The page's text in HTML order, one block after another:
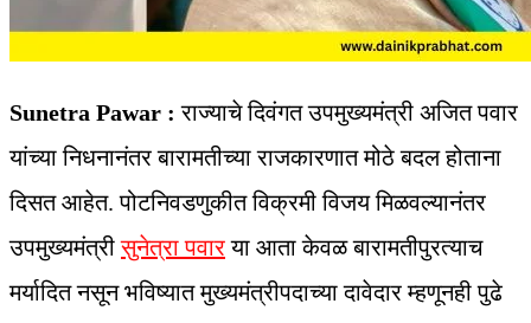
Sunetra Pawar : राज्याचे दिवंगत उपमुख्यमंत्री अजित पवार
यांच्या निधनानंतर बारामतीच्या राजकारणात मोठे बदल होताना
दिसत आहेत. पोटनिवडणुकीत विक्रमी विजय मिळवल्यानंतर
उपमुख्यमंत्रीसुनेत्रा पवारया आता केवळ बारामतीपुरत्याच
मर्यादित नसून भविष्यात मुख्यमंत्रीपदाच्या दावेदार म्हणूनही पुढे